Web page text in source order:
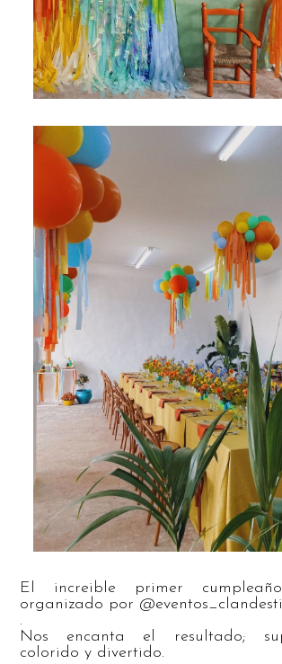
El increible primer
organizado por
.
Nos encanta el resultado;
colorido y divertido.